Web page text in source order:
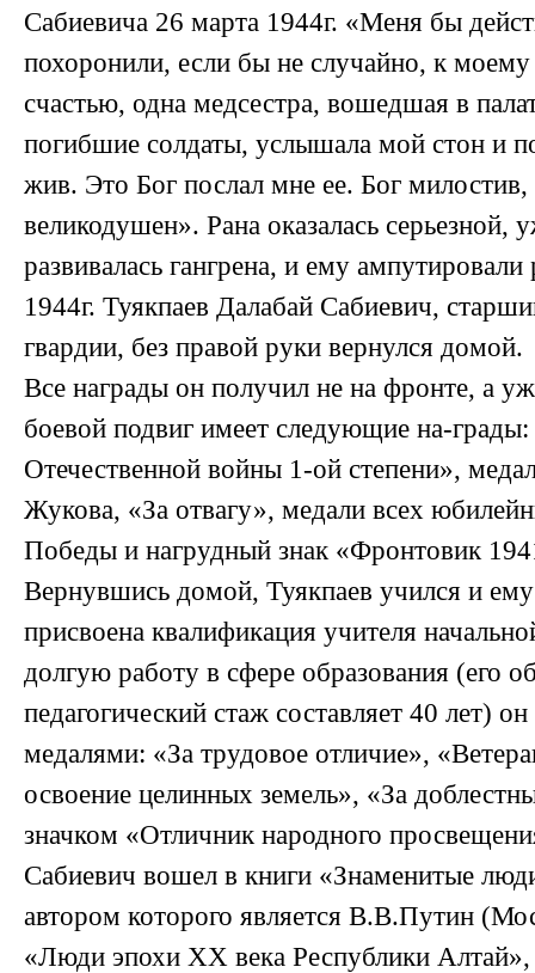
Сабиевича 26 марта 1944г. «Меня бы
похоронили, если бы не случайно, к
счастью, одна медсестра, вошедшая в
погибшие солдаты, услышала мой стон и
жив. Это Бог послал мне ее. Бог милостив,
великодушен». Рана оказалась серьезной,
развивалась гангрена, и ему
1944г. Туякпаев Далабай Сабиевич,
гвардии, без правой руки вернулся домой.
Все награды он получил не на фронте, а
боевой подвиг имеет следующие на-
Отечественной войны 1-ой степени»,
Жукова, «За отвагу», медали всех
Победы и нагрудный знак «Фронтовик
Вернувшись домой, Туякпаев учился и
присвоена квалификация учителя
долгую работу в сфере образования (его
педагогический стаж составляет 40 лет)
медалями: «За трудовое отличие»,
освоение целинных земель», «За
значком «Отличник народного
Сабиевич вошел в книги «Знаменитые
автором которого является В.В.Путин
«Люди эпохи XX века Республики